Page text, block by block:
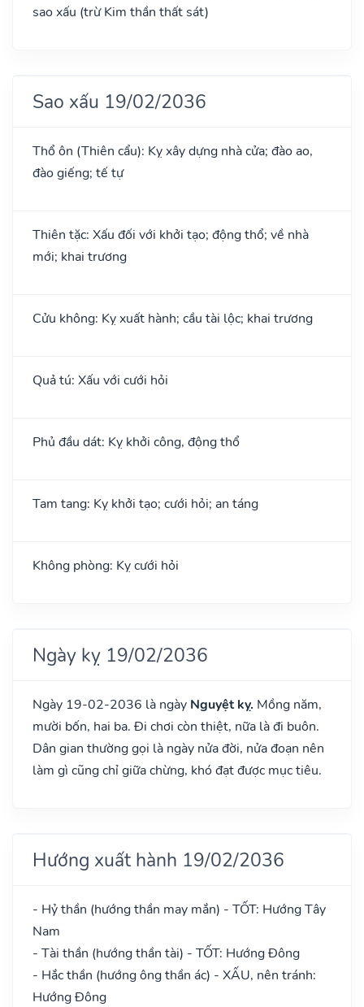
sao xấu (trừ Kim thần thất sát)
Sao xấu 19/02/2036
Thổ ôn (Thiên cẩu): Kỵ xây dựng nhà cửa; đào ao,
đào giếng; tế tự
Thiên tặc: Xấu đối với khởi tạo; động thổ; về nhà
mới; khai trương
Cửu không: Kỵ xuất hành; cầu tài lộc; khai trương
Quả tú: Xấu với cưới hỏi
Phủ đầu dát: Kỵ khởi công, động thổ
Tam tang: Kỵ khởi tạo; cưới hỏi; an táng
Không phòng: Kỵ cưới hỏi
Ngày kỵ 19/02/2036
Ngày 19-02-2036 là ngày Nguyệt kỵ. Mồng năm,
mười bốn, hai ba. Đi chơi còn thiệt, nữa là đi buôn.
Dân gian thường gọi là ngày nửa đời, nửa đoạn nên
làm gì cũng chỉ giữa chừng, khó đạt được mục tiêu.
Hướng xuất hành 19/02/2036
- Hỷ thần (hướng thần may mắn) - TỐT: Hướng Tây
Nam
- Tài thần (hướng thần tài) - TỐT: Hướng Đông
- Hắc thần (hướng ông thần ác) - XẤU, nên tránh:
Hướng Đông